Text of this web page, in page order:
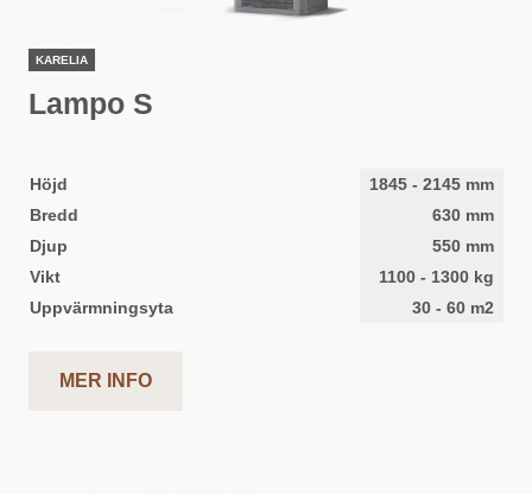
KARELIA
Lampo S
Höjd 1845 - 2145 mm
Bredd
630 mm
Djup
550 mm
Vikt
1100 - 1300 kg
Uppvärmningsyta
30 - 60 m2
MER INFO